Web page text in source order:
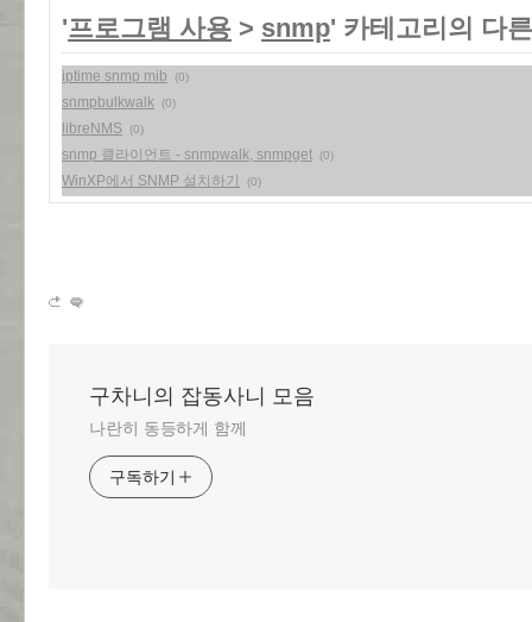
'프로그램 사용 > snmp' 카테고리의 다
iptime snmp mib (0)
snmpbulkwalk (0)
libreNMS (0)
snmp 클라이언트 - snmpwalk, snmpget (0)
WinXP에서 SNMP 설치하기 (0)
구차니의 잡동사니 모음
나란히 동등하게 함께
구독하기